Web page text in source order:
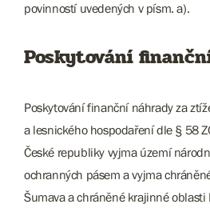
povinností uvedených v písm. a).
Poskytování
Poskytování finanční náhrady za
a lesnického hospodaření dle § 58
České republiky vyjma území
ochranných pásem a vyjma
Šumava a chráněné krajinné oblasti